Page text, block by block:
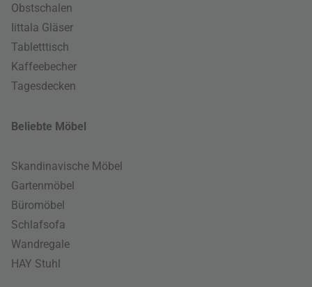
Obstschalen
Iittala Gläser
Tabletttisch
Kaffeebecher
Tagesdecken
Beliebte Möbel
Skandinavische Möbel
Gartenmöbel
Büromöbel
Schlafsofa
Wandregale
HAY Stuhl